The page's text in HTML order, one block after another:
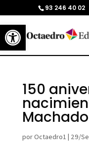
Abrir barra de
93 246 40 02
150
Machado
porOctaedro1 | 29/